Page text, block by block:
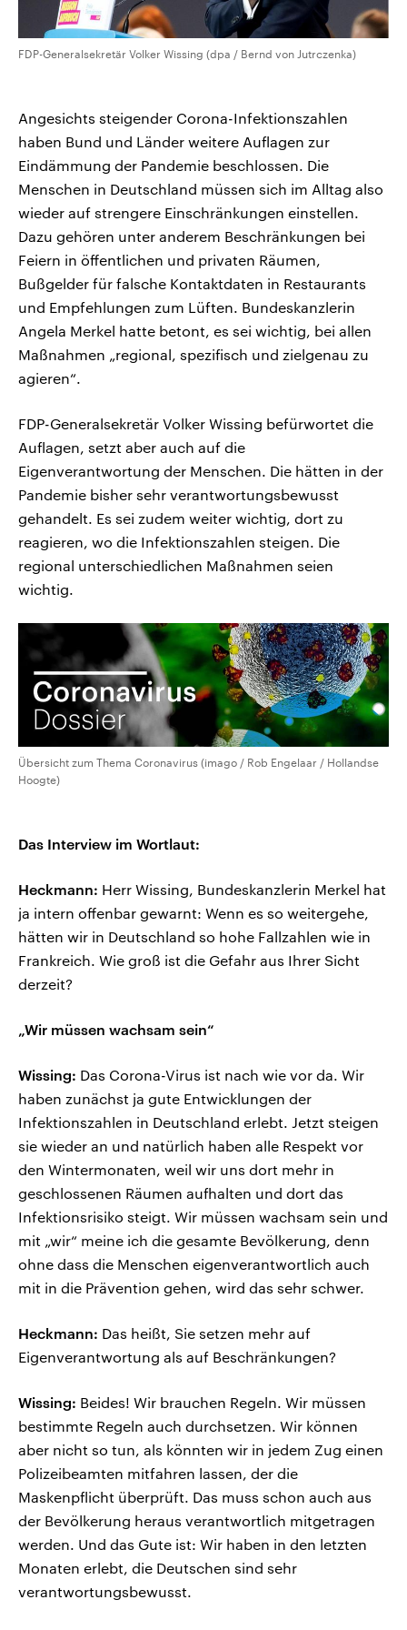
FDP-Generalsekretär Volker Wissing (dpa / Bernd von Jutrczenka)
Angesichts steigender Corona-Infektionszahlen
haben Bund und Länder weitere Auflagen zur
Eindämmung der Pandemie beschlossen. Die
Menschen in Deutschland müssen sich im Alltag also
wieder auf strengere Einschränkungen einstellen.
Dazu gehören unter anderem Beschränkungen bei
Feiern in öffentlichen und privaten Räumen,
Bußgelder für falsche Kontaktdaten in Restaurants
und Empfehlungen zum Lüften. Bundeskanzlerin
Angela Merkel hatte betont, es sei wichtig, bei allen
Maßnahmen „regional, spezifisch und zielgenau zu
agieren“.
FDP-Generalsekretär Volker Wissing befürwortet die
Auflagen, setzt aber auch auf die
Eigenverantwortung der Menschen. Die hätten in der
Pandemie bisher sehr verantwortungsbewusst
gehandelt. Es sei zudem weiter wichtig, dort zu
reagieren, wo die Infektionszahlen steigen. Die
regional unterschiedlichen Maßnahmen seien
wichtig.
Übersicht zum Thema Coronavirus (imago / Rob Engelaar / Hollandse
Hoogte)
Das Interview im Wortlaut:
Heckmann: Herr Wissing, Bundeskanzlerin Merkel hat
ja intern offenbar gewarnt: Wenn es so weitergehe,
hätten wir in Deutschland so hohe Fallzahlen wie in
Frankreich. Wie groß ist die Gefahr aus Ihrer Sicht
derzeit?
„Wir müssen wachsam sein“
Wissing: Das Corona-Virus ist nach wie vor da. Wir
haben zunächst ja gute Entwicklungen der
Infektionszahlen in Deutschland erlebt. Jetzt steigen
sie wieder an und natürlich haben alle Respekt vor
den Wintermonaten, weil wir uns dort mehr in
geschlossenen Räumen aufhalten und dort das
Infektionsrisiko steigt. Wir müssen wachsam sein und
mit „wir“ meine ich die gesamte Bevölkerung, denn
ohne dass die Menschen eigenverantwortlich auch
mit in die Prävention gehen, wird das sehr schwer.
Heckmann: Das heißt, Sie setzen mehr auf
Eigenverantwortung als auf Beschränkungen?
Wissing: Beides! Wir brauchen Regeln. Wir müssen
bestimmte Regeln auch durchsetzen. Wir können
aber nicht so tun, als könnten wir in jedem Zug einen
Polizeibeamten mitfahren lassen, der die
Maskenpflicht überprüft. Das muss schon auch aus
der Bevölkerung heraus verantwortlich mitgetragen
werden. Und das Gute ist: Wir haben in den letzten
Monaten erlebt, die Deutschen sind sehr
verantwortungsbewusst.